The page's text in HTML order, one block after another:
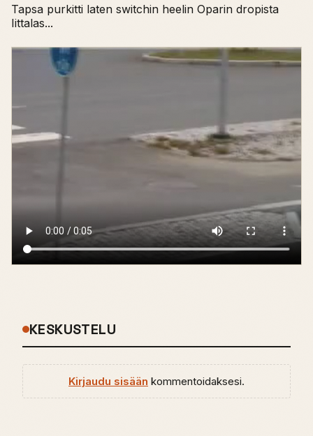
Tapsa purkitti laten switchin heelin Oparin dropista
Iittalas...
KESKUSTELU
Kirjaudu sisään kommentoidaksesi.